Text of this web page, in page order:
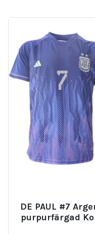
DE PAUL #7
purpurfärgad